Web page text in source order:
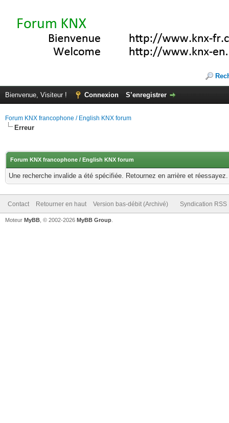
Bienvenue, Visiteur ! Connexion S’enregistrer
Forum KNX francophone / English KNX forum
Erreur
Forum KNX francophone / English KNX forum
Une recherche invalide a été spécifiée. Retournez en arrière et réessayez.
Contact Retourner en haut Version bas-débit (Archivé) Syndication RSS
Moteur MyBB , © 2002-2026 MyBB Group